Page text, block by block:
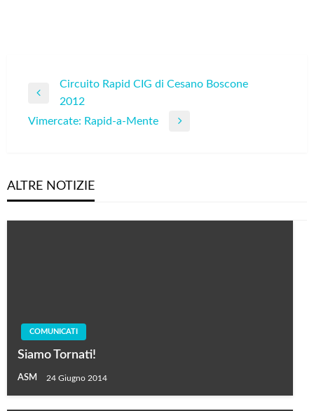
Navigazione
articoli
Previous
Post
Circuito Rapid CIG di Cesano Boscone
2012
Next
Vimercate: Rapid-a-Mente
ALTRE NOTIZIE
COMUNICATI
Siamo Tornati!
ASM 24 Giugno 2014